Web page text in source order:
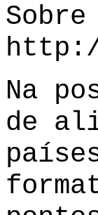
Na
de